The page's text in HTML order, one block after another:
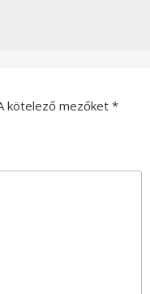
kötelező mezőket *